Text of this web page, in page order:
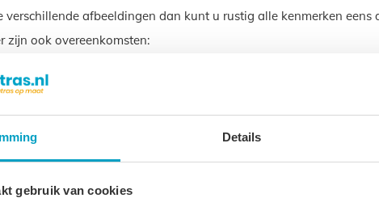
Details
gebruik van cookies
afbeeldingen dan kunt u rustig alle kenmerken
zijn ook overeenkomsten:
Matras 195 x 180
ongeveer 10 tot 12 jaar, ook bij intensief gebruik. Daar zit een
milieu. Op deze manier willen wij goed rentmeesterschap